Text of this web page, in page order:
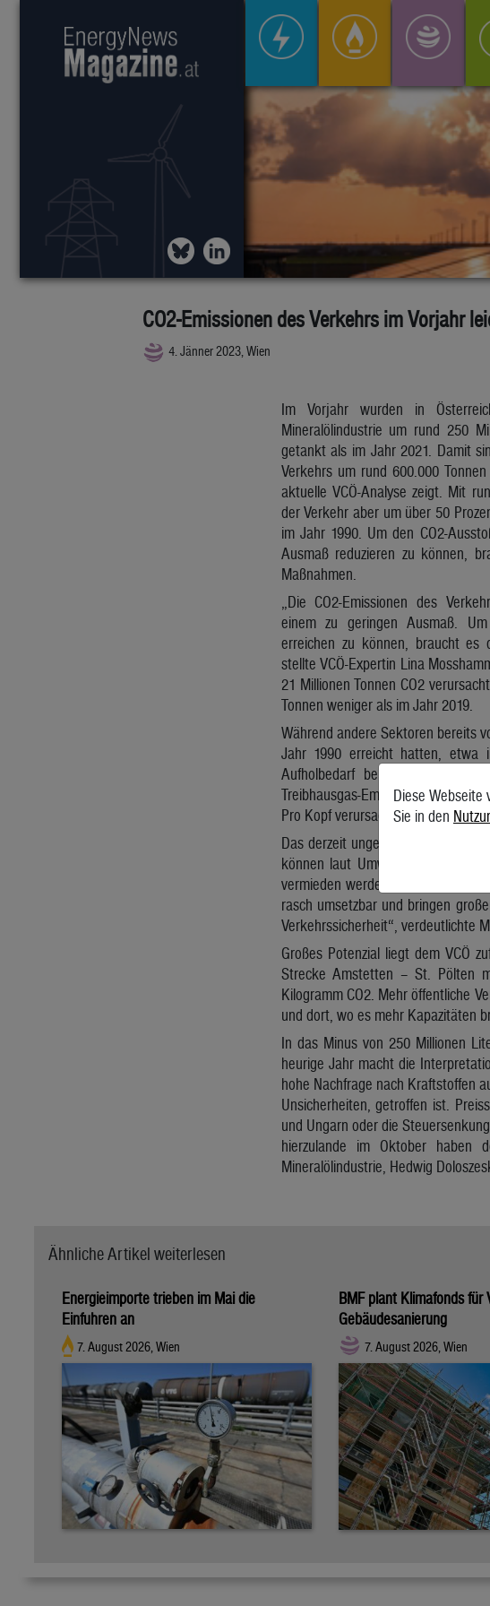
CO2-Emissionen des Verkehrs im Vorjahr
4. Jänner 2023, Wien
Im Vorjahr wurden in
Mineralölindustrie um rund 250
getankt als im Jahr 2021. Damit
Verkehrs um rund 600.000
aktuelle VCÖ-Analyse zeigt. Mit
der Verkehr aber um über 50
im Jahr 1990. Um den CO2-
Ausmaß reduzieren zu können,
Maßnahmen.
„Die CO2-Emissionen des
einem zu geringen Ausmaß.
erreichen zu können, braucht es
stellte VCÖ-Expertin Lina
21 Millionen Tonnen CO2
Tonnen weniger als im Jahr 2019.
Während andere Sektoren bereits
Jahr 1990 erreicht hatten, etwa
Aufholbedarf beim Klimaschutz
Treibhausgas-Emissionen müssen
Pro Kopf verursacht Österreich mit
Das derzeit ungenutzte
können laut Umweltbundesamt
vermieden werden. „Niedrigere
rasch umsetzbar und bringen
Verkehrssicherheit“, verdeutlichte
Großes Potenzial liegt dem VCÖ
Strecke Amstetten – St. Pölten
Kilogramm CO2. Mehr öffentliche
und dort, wo es mehr Kapazitäten
In das Minus von 250 Millionen
heurige Jahr macht die
hohe Nachfrage nach Kraftstoffen
Unsicherheiten, getroffen ist.
und Ungarn oder die
hierzulande im Oktober haben
Mineralölindustrie, Hedwig
Ähnliche Artikel weiterlesen
Energieimporte trieben im Mai die
Einfuhren an
7. August 2026, Wien
BMF plant Klimafonds für
Gebäudesanierung
7. August 2026, Wien
Diese Webseite
Sie in den